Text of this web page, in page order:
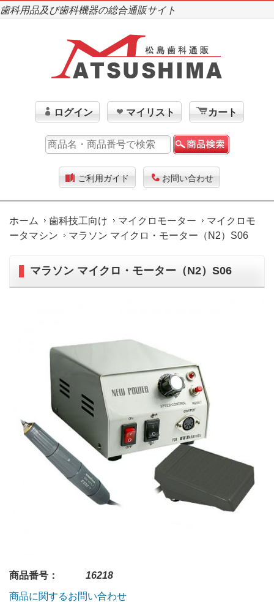
歯科用品及び歯科機器の総合通販サイト
ログイン マイリスト カート
ご利用ガイド お問い合わせ
ホーム 歯科技工向け マイクロモーター
マイクロモ
ータマシン
マラソン マイクロ・モーター（N2）S06
マラソン マイクロ・モーター（N2）S06
商品番号：
16218
商品に関するお問い合わせ